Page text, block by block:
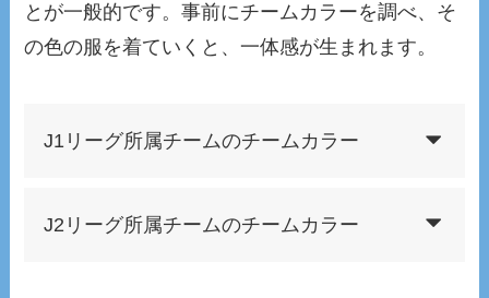
とが一般的です。事前にチームカラーを調べ、そ
の色の服を着ていくと、一体感が生まれます。
J1リーグ所属チームのチームカラー
J2リーグ所属チームのチームカラー